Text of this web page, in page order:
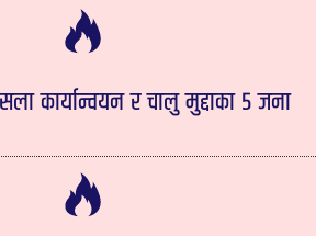
कार्यान्वयन र चालु मुद्दाका ५ जना